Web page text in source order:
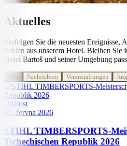
Aktuelles
Verfolgen Sie die neuesten Ereignisse,
Fakten aus unserem Hotel. Bleiben
Hotel Bartoš und seiner Umgebung
Alle Nachrichten Veranstaltungen
Událost
27. června 2026
STIHL TIMBERSPORTS-
Tschechischen Republik 2026